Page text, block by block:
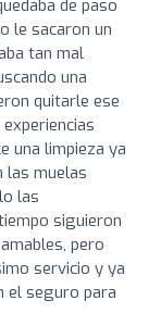
de paso
le sacaron un
tan mal
una
quitarle ese
una limpieza ya
las muelas
las
siguieron
pero
servicio y ya
el seguro para